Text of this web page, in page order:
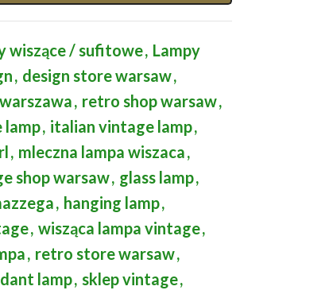
wiszące / sufitowe, Lampy
, design store warsaw,
, retro shop warsaw,
lamp, italian vintage lamp,
, mleczna lampa wiszaca,
shop warsaw, glass lamp,
, hanging lamp,
, wisząca lampa vintage,
, retro store warsaw,
lamp, sklep vintage,